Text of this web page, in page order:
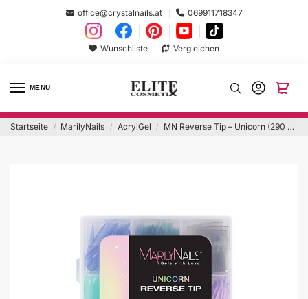
office@crystalnails.at 069911718347
Wunschliste Vergleichen
MENU
Startseite / MarilyNails / AcrylGel / MN Reverse Tip – Unicorn (290 Stück, verschiedene Farben, Größen und Formen)